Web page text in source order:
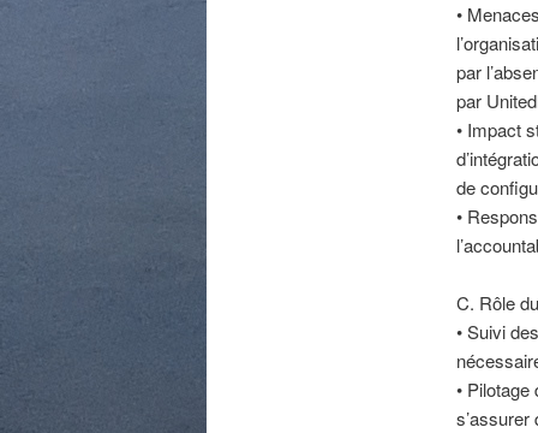
•
par
par
• Impact
de
•
C. Rôle
• Suivi
•